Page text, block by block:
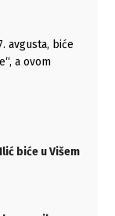
avgusta, biće
a ovom
biće u Višem